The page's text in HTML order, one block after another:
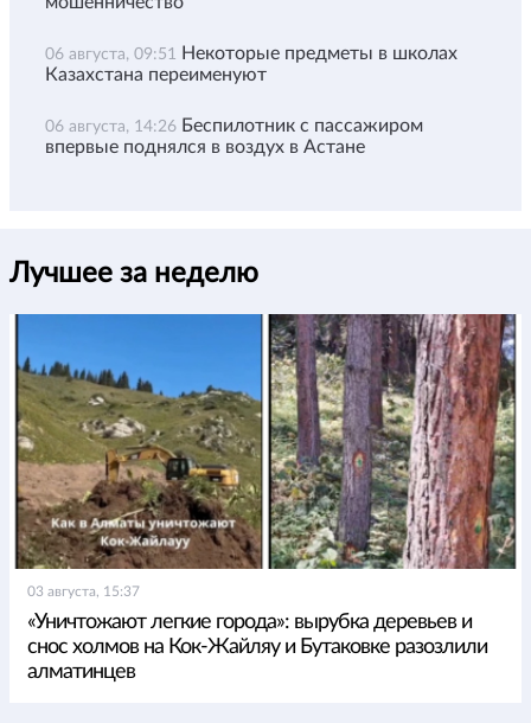
06 августа, 09:51
Некоторые предметы в школах
Казахстана переименуют
06 августа, 14:26 Беспилотник с пассажиром
впервые поднялся в воздух в Астане
Лучшее за неделю
03 августа, 15:37
«Уничтожают легкие города»: вырубка деревьев и
снос холмов на Кок-Жайляу и Бутаковке разозлили
алматинцев